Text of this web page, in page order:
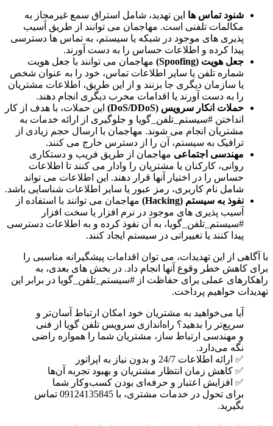
شنود تماس ها این تهدید، شامل استراق سمع غیرمجاز به
مکالمات تلفنی است. مهاجمان می توانند از طریق آسیب
پذیری های موجود در شبکه یا سیستم، به تماس ها دسترسی
پیدا کرده و اطلاعات حساس را به دست آورند.
جعل هویت (Spoofing)
مهاجمان می توانند با جعل هویت
شماره تلفن یا سایر اطلاعات تماس، خود را به عنوان شخص
یا سازمان دیگری جا بزنند و از این طریق، اطلاعات مشتریان
را به دست آورند یا اقدامات مخرب دیگری انجام دهند.
حملات انکار سرویس (DoS/DDoS)
این حملات، با هدف از کار
انداختن #سیستم_تلفن_گویا و جلوگیری از ارائه خدمات به
مشتریان انجام می شوند. مهاجمان با ارسال حجم زیادی از
ترافیک به سیستم، آن را از دسترس خارج می کنند.
مهندسی اجتماعی مهاجمان از طریق فریب و دستکاری
روانی، کارکنان یا مشتریان را وادار می کنند تا اطلاعات
حساس را در اختیار آنها قرار دهند. این اطلاعات می تواند
شامل نام کاربری، رمز عبور یا سایر اطلاعات شناسایی باشد.
نفوذ به سیستم (Hacking)
مهاجمان می توانند با استفاده از
آسیب پذیری های موجود در نرم افزار یا سخت افزار
#سیستم_تلفن_گویا، به آن نفوذ کرده و به اطلاعات دسترسی
پیدا کنند یا تغییراتی در سیستم ایجاد کنند.
با آگاهی از این تهدیدات، می توان اقدامات پیشگیرانه مناسبی را
برای کاهش خطر وقوع آنها انجام داد. در بخش های بعدی، به
راهکارهای عملی برای حفاظت از #سیستم_تلفن_گویا در برابر این
تهدیدات خواهیم پرداخت.
آیا می‌خواهید به مشتریان خود امکان ارتباط آسان‌تر و
سریع‌تر را بدهید؟ راه‌اندازی سرویس تلفن گویا از فنی
و مهندسی ارتباط ساز، مشتریان شما را همواره راضی
نگه می‌دارد.
✅ ارائه اطلاعات 24/7 و بدون نیاز به اپراتور
✅ کاهش زمان انتظار مشتریان و بهبود تجربه آن‌ها
✅ افزایش اعتبار و حرفه‌ای بودن کسب‌وکار شما
برای تحول در خدمات مشتری، با 09124135845 تماس
بگیرید.